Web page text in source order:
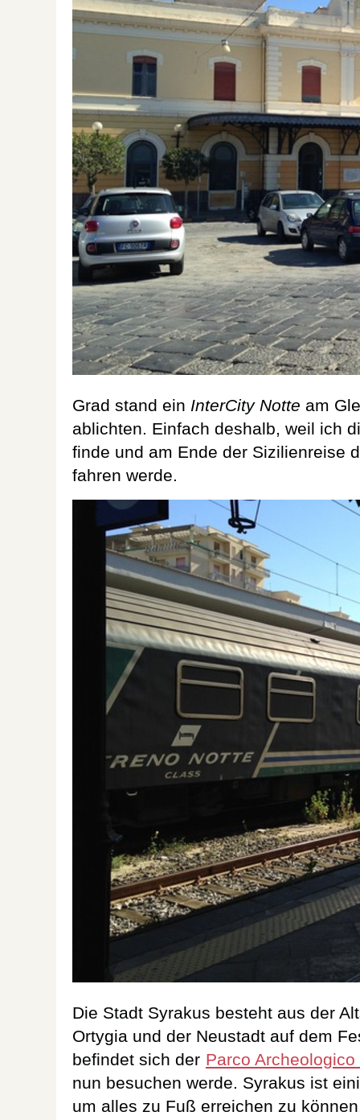
Grad stand ein InterCity Notte am
ablichten. Einfach deshalb, weil ich
finde und am Ende der Sizilienreise
fahren werde.
Die Stadt Syrakus besteht aus der
Ortygia und der Neustadt auf dem
befindet sich der Parco
nun besuchen werde. Syrakus ist
um alles zu Fuß erreichen zu